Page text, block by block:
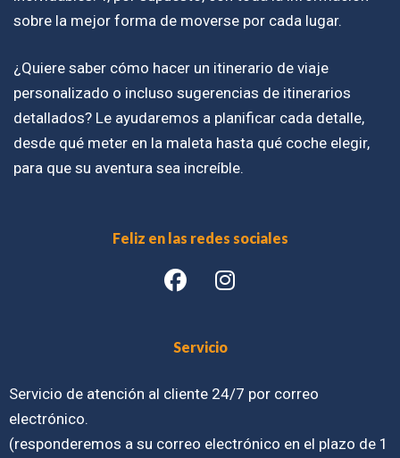
sobre la mejor forma de moverse por cada lugar.
¿Quiere saber cómo hacer un itinerario de viaje
personalizado o incluso sugerencias de itinerarios
detallados? Le ayudaremos a planificar cada detalle,
desde qué meter en la maleta hasta qué coche elegir,
para que su aventura sea increíble.
Feliz en las redes sociales
Servicio
Servicio de atención al cliente 24/7 por correo
electrónico.
(responderemos a su correo electrónico en el plazo de 1